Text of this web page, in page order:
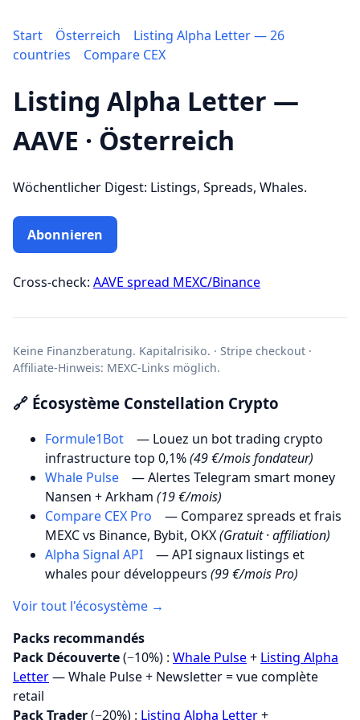
Start Österreich
Listing Alpha Letter — 26
countries
Compare CEX
Listing Alpha Letter —
AAVE · Österreich
Wöchentlicher Digest: Listings, Spreads, Whales.
Abonnieren
Cross-check: AAVE spread MEXC/Binance
Keine Finanzberatung. Kapitalrisiko. · Stripe checkout ·
Affiliate-Hinweis: MEXC-Links möglich.
🔗 Écosystème Constellation Crypto
Formule1Bot
— Louez un bot trading crypto
infrastructure top 0,1%(49 €/mois fondateur)
Whale Pulse
— Alertes Telegram smart money
Nansen + Arkham (19 €/mois)
Compare CEX Pro
— Comparez spreads et frais
MEXC vs Binance, Bybit, OKX(Gratuit · affiliation)
Alpha Signal API
— API signaux listings et
whales pour développeurs (99 €/mois Pro)
Voir tout l'écosystème →
Packs recommandés
Pack Découverte(−10%) : Whale Pulse+ Listing Alpha
Letter— Whale Pulse + Newsletter = vue complète
retail
Pack Trader(−20%) : Listing Alpha Letter+